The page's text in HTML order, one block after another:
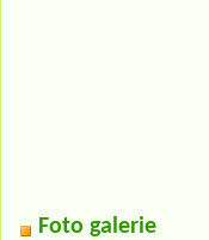
Foto galerie